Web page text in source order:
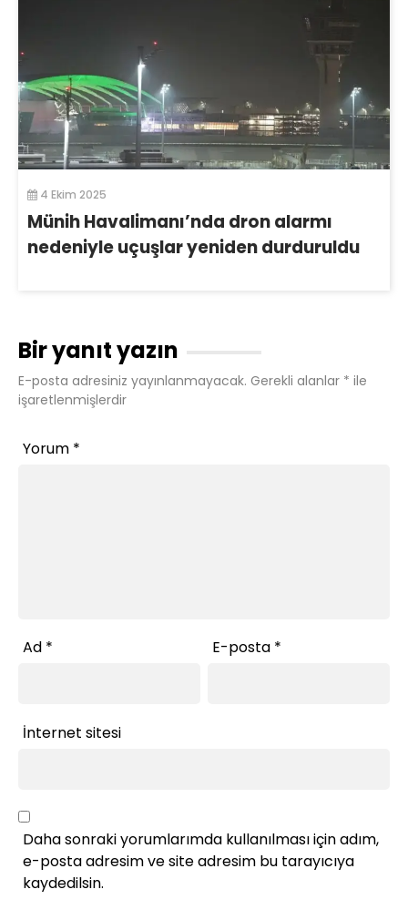
4 Ekim 2025
Münih Havalimanı’nda dron alarmı
nedeniyle uçuşlar yeniden durduruldu
Bir yanıt yazın
E-posta adresiniz yayınlanmayacak. Gerekli alanlar * ile
işaretlenmişlerdir
Yorum *
Ad * E-posta *
İnternet sitesi
Daha sonraki yorumlarımda kullanılması için adım,
e-posta adresim ve site adresim bu tarayıcıya
kaydedilsin.